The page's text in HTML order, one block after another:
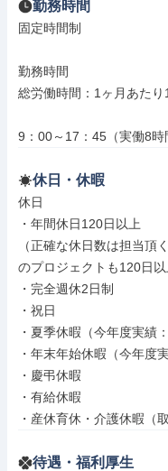
勤務時間
固定時間制
勤務時間
総労働時間：1ヶ月あたり
9：00～17：45（実働8時
休日・休暇
休日
・年間休日120日以上
（正確な休日数は担当頂
のプロジェクトも120日以
・完全週休2日制
・祝日
・夏季休暇（今年度実績
・年末年始休暇（今年度
・慶弔休暇
・有給休暇
・産休育休・介護休暇（
待遇・福利厚生